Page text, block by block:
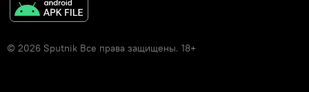
© 2026 Sputnik Все права защищены. 18+